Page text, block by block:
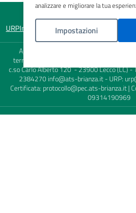
URPInformativa sulla privacyNote legali
Agenzia di Tutela della Salute (ATS) della
territoriale: viale Elvezia, 2 - 20900
c.so Carlo Alberto 120 - 23900 Lecco (LC) -
2384270 info@ats-brianza.it- URP:
Certificata: protocollo@pec.ats-brianza.it|
09314190969
analizzare e migliorare la tua
Impostazioni